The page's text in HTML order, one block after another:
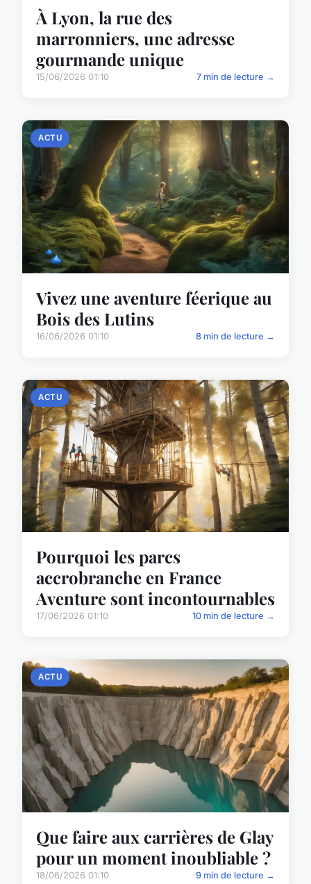
À Lyon, la rue des
marronniers, une adresse
gourmande unique
15/06/2026 01:10 7 min de lecture →
ACTU
Vivez une aventure féerique au
Bois des Lutins
16/06/2026 01:10 8 min de lecture →
ACTU
Pourquoi les parcs
accrobranche en France
Aventure sont incontournables
17/06/2026 01:10 10 min de lecture →
ACTU
Que faire aux carrières de Glay
pour un moment inoubliable ?
18/06/2026 01:10 9 min de lecture →